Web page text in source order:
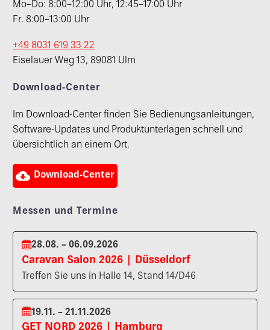
Mo–Do: 8:00–12:00 Uhr, 12:45–17:00 Uhr
Fr. 8:00–13:00 Uhr
+49 8031 619 33 22
Eiselauer Weg 13, 89081 Ulm
Download-Center
Im Download-Center finden Sie Bedienungsanleitungen,
Software-Updates und Produktunterlagen schnell und
übersichtlich an einem Ort.
 Download-Center
Messen und Termine
28.08. – 06.09.2026
Caravan Salon 2026 | Düsseldorf
Treffen Sie uns in Halle 14, Stand 14/D46
19.11. – 21.11.2026
GET NORD 2026 | Hamburg